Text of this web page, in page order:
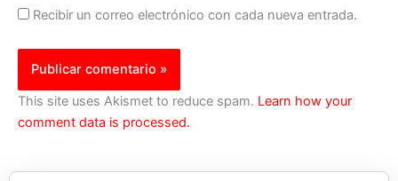
Recibir un correo electrónico con cada nueva entrada.
This site uses Akismet to reduce spam. Learn how your
comment data is processed.